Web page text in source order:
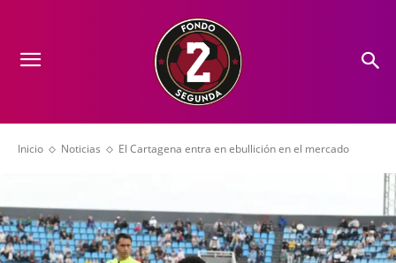
Inicio Noticias El Cartagena entra en ebullición en el mercado